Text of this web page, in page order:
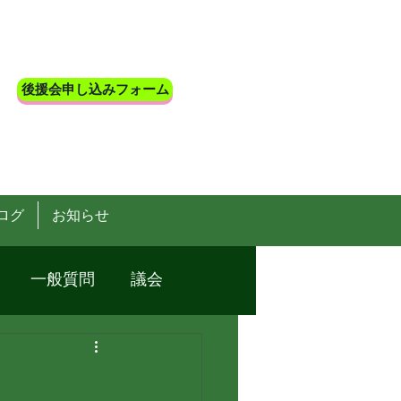
後援会申し込みフォーム
グ お知らせ
一般質問 議会